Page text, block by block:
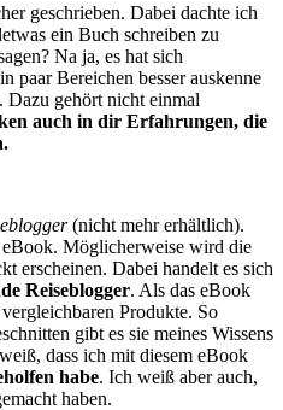
geschrieben. Dabei dachte ich
ein Buch schreiben zu
Na ja, es hat sich
paar Bereichen besser auskenne
Dazu gehört nicht einmal
auch in dir Erfahrungen, die
(nicht mehr erhältlich).
eBook. Möglicherweise wird die
erscheinen. Dabei handelt es sich
Reiseblogger. Als das eBook
Produkte. So
gibt es sie meines Wissens
dass ich mit diesem eBook
habe. Ich weiß aber auch,
haben.